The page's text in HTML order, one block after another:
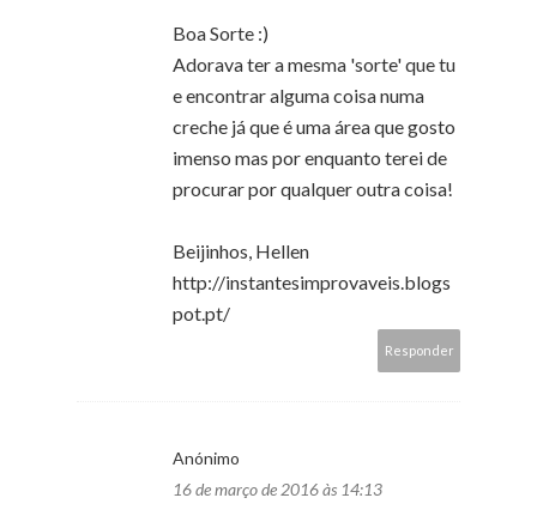
Boa Sorte :)
Adorava ter a mesma 'sorte' que tu
e encontrar alguma coisa numa
creche já que é uma área que gosto
imenso mas por enquanto terei de
procurar por qualquer outra coisa!
Beijinhos, Hellen
http://instantesimprovaveis.blogs
pot.pt/
Responder
Anónimo
16 de março de 2016 às 14:13